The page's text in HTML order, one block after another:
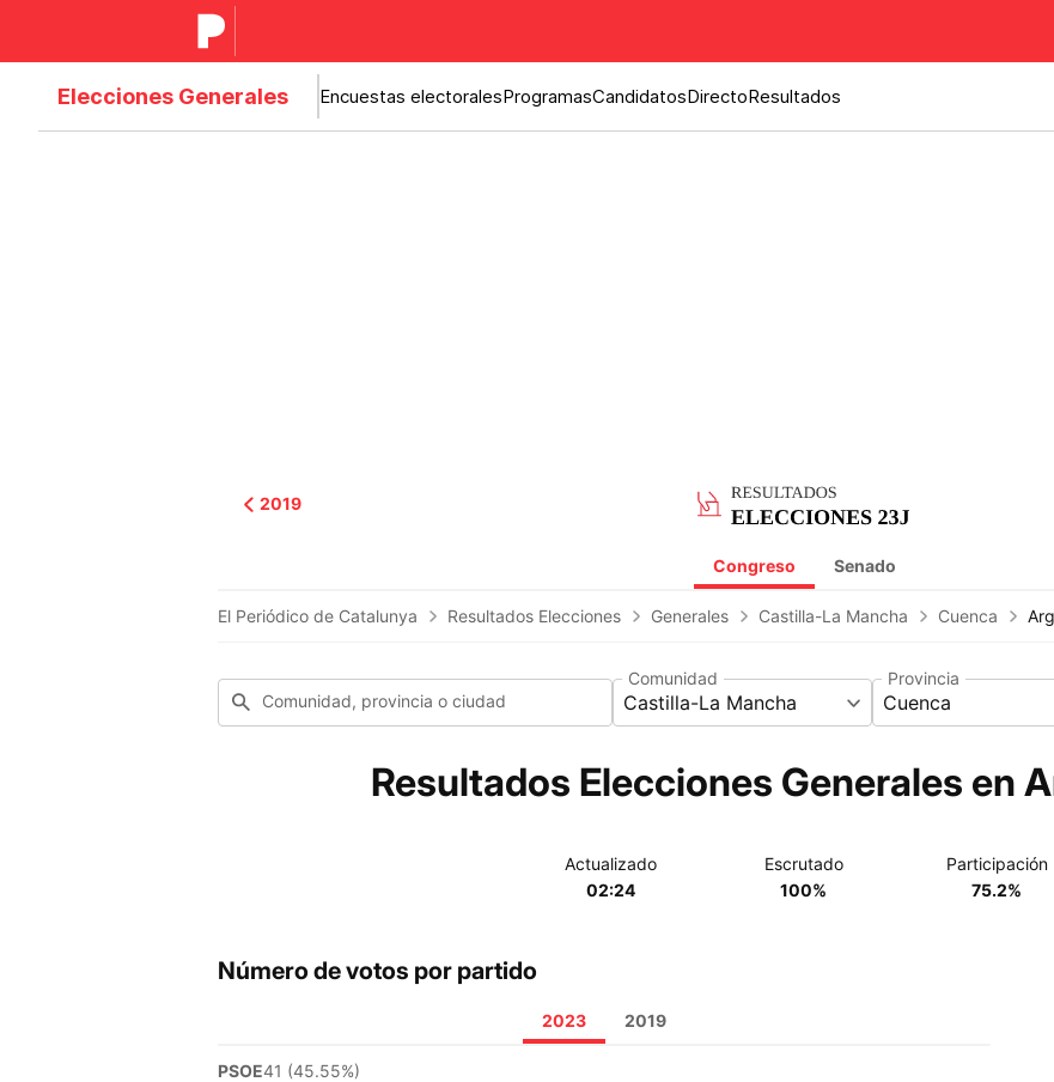
Elecciones Generales Encuestas electoralesProgramasCandidatosDirectoResultados
2019
Congreso Senado
El Periódico de Catalunya Resultados Elecciones Generales Castilla-La Mancha Cuenca
Comunidad, provincia o ciudad Castilla-La Mancha
Comunidad
Cuenca
Provincia
Resultados Elecciones Generales en
Actualizado
02:24
Escrutado
100%
Participación
75.2%
Número de votos por partido
2023 2019
PSOE41 (45.55%)